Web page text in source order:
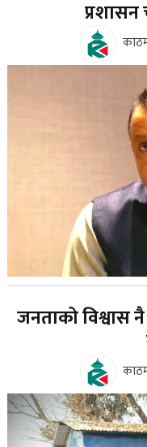
प्रशासन
जनताको विश्वास